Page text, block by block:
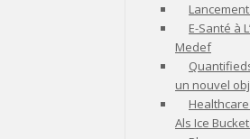
E-Santé à
Medef
un nouvel
Als Ice